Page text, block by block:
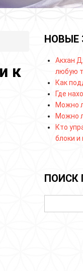
к
НОВЫЕ
Акхан
любую
Как
Где
Можно
Можно
Кто
блоки и
ПОИСК